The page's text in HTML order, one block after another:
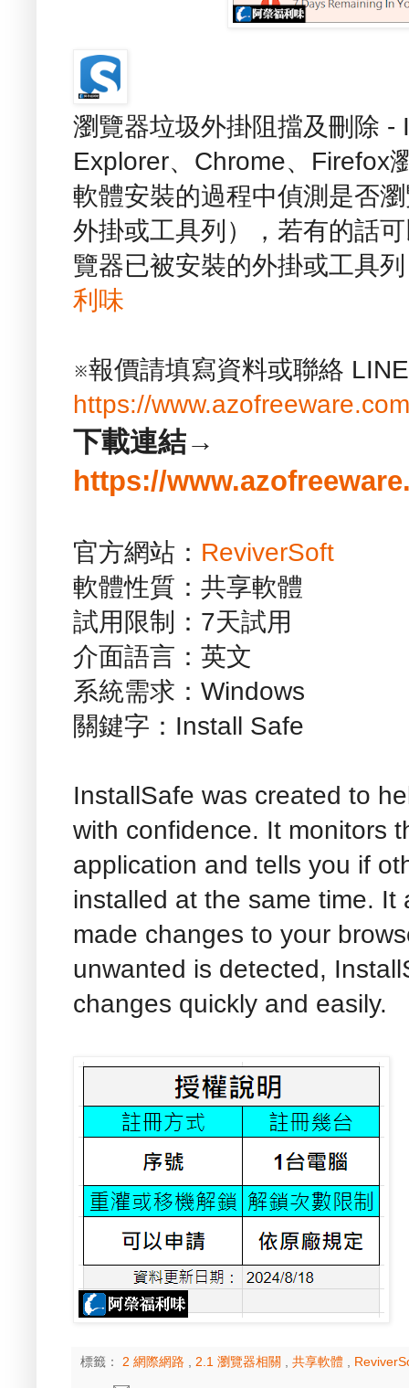
瀏覽器垃圾外掛阻擋及刪除
Explorer、Chrome、Firefox
軟體安裝的過程中偵測是否
外掛或工具列），若有的話
覽器已被安裝的外掛或工具
利味
※報價請填寫資料或聯絡
https://
下載連結→
https://
官方網站： ReviverSoft
軟體性質：共享軟體
試用限制：7天試用
介面語言：英文
系統需求：Windows
關鍵字：Install Safe
InstallSafe was created to
with confidence. It monitors
application and tells you if
installed at the same time.
made changes to your
unwanted is detected,
changes quickly and easily.
標籤： 2 網際網路 2.1 瀏覽器相關 共享軟體